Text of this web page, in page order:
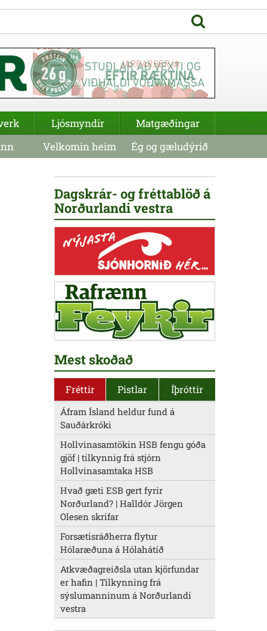
Dagskrár- og fréttablöð á
Norðurlandi vestra
Mest skoðað
Fréttir Pistlar Íþróttir
Áfram Ísland heldur fund á
Sauðárkróki
Hollvinasamtökin HSB fengu góða
gjöf | tilkynnig frá stjórn
Hollvinasamtaka HSB
Hvað gæti ESB gert fyrir
Norðurland? | Halldór Jörgen
Olesen skrifar
Forsætisráðherra flytur
Hólaræðuna á Hólahátíð
Atkvæðagreiðsla utan kjörfundar
er hafin | Tilkynning frá
sýslumanninum á Norðurlandi
vestra
Ljósmyndir
Matgæðingar
Velkomin heim Ég og gæludýrið